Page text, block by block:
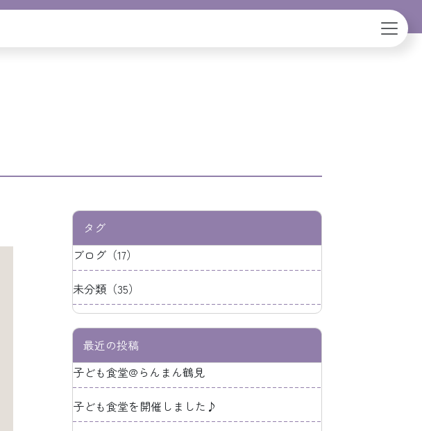
タグ
ブログ（17）
未分類（35）
最近の投稿
子ども食堂@らんまん鶴見
子ども食堂を開催しました♪